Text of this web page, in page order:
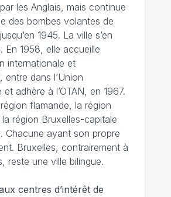
les Anglais, mais continue
des bombes volantes de
1945. La ville s’en
En 1958, elle accueille
internationale et
entre dans l’Union
adhère à l’OTAN, en 1967.
flamande, la région
région Bruxelles-capitale
Chacune ayant son propre
Bruxelles, contrairement à
reste une ville bilingue.
centres d’intérêt de